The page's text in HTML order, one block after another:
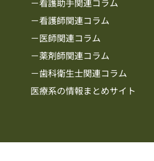
－看護助手関連コラム
－看護師関連コラム
－医師関連コラム
－薬剤師関連コラム
－歯科衛生士関連コラム
医療系の情報まとめサイト